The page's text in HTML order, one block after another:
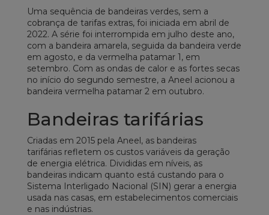
Uma sequência de bandeiras verdes, sem a
cobrança de tarifas extras, foi iniciada em abril de
2022. A série foi interrompida em julho deste ano,
com a bandeira amarela, seguida da bandeira verde
em agosto, e da vermelha patamar 1, em
setembro. Com as ondas de calor e as fortes secas
no início do segundo semestre, a Aneel acionou a
bandeira vermelha patamar 2 em outubro.
Bandeiras tarifárias
Criadas em 2015 pela Aneel, as bandeiras
tarifárias refletem os custos variáveis da geração
de energia elétrica. Divididas em níveis, as
bandeiras indicam quanto está custando para o
Sistema Interligado Nacional (SIN) gerar a energia
usada nas casas, em estabelecimentos comerciais
e nas indústrias.